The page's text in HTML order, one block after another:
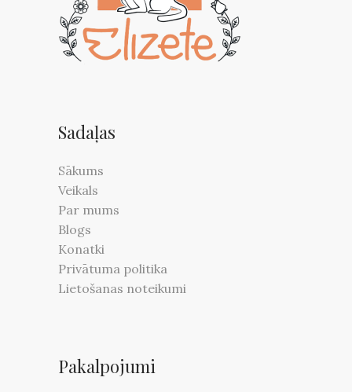
Sadaļas
Sākums
Veikals
Par mums
Blogs
Konatki
Privātuma politika
Lietošanas noteikumi
Pakalpojumi